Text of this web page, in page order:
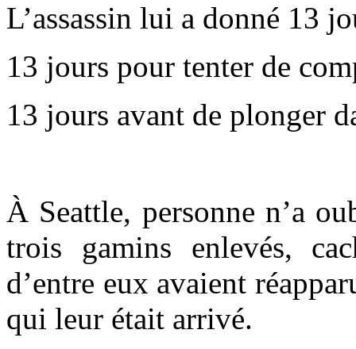
L’assassin lui a donné 13
13 jours pour tenter de
13 jours avant de plonger
À Seattle, personne n’a
trois gamins enlevés,
d’entre eux avaient
qui leur était arrivé.